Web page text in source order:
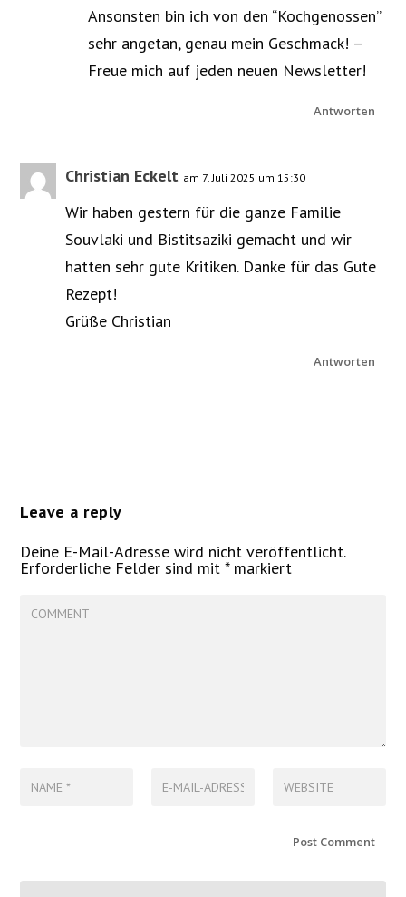
Ansonsten bin ich von den “Kochgenossen”
sehr angetan, genau mein Geschmack! –
Freue mich auf jeden neuen Newsletter!
Antworten
Christian Eckelt am 7. Juli 2025 um 15:30
Wir haben gestern für die ganze Familie
Souvlaki und Bistitsaziki gemacht und wir
hatten sehr gute Kritiken. Danke für das Gute
Rezept!
Grüße Christian
Antworten
Leave a reply
Deine E-Mail-Adresse wird nicht veröffentlicht.
Erforderliche Felder sind mit*markiert